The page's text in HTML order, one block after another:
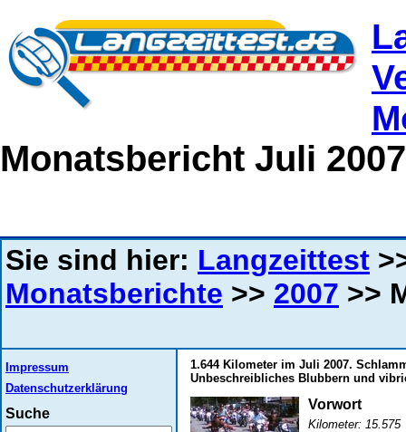
Monatsbericht Juli 2007
Sie sind hier: Langzeittest
Monatsberichte >> 2007 >>
Impressum
Datenschutzerklärung
Suche
1.644 Kilometer im Juli 2007.
Unbeschreibliches Blubbern und
Vorwort
Kilometer: 15.575